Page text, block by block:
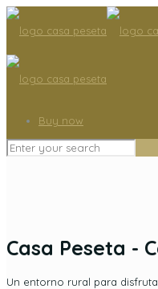
Buy now
Casa Peseta -
Un entorno rural para